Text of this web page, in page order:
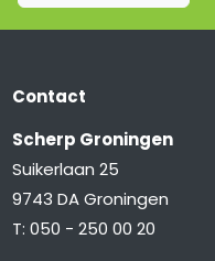
Contact
Scherp Groningen
Suikerlaan 25
9743 DA Groningen
T:050 - 250 00 20